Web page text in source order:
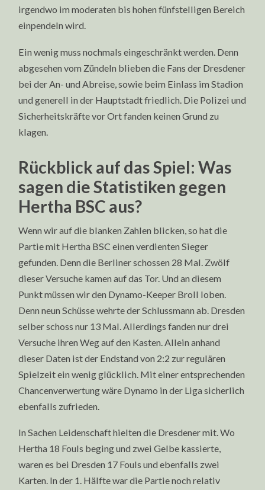
irgendwo im moderaten bis hohen fünfstelligen Bereich
einpendeln wird.
Ein wenig muss nochmals eingeschränkt werden. Denn
abgesehen vom Zündeln blieben die Fans der Dresdener
bei der An- und Abreise, sowie beim Einlass im Stadion
und generell in der Hauptstadt friedlich. Die Polizei und
Sicherheitskräfte vor Ort fanden keinen Grund zu
klagen.
Rückblick auf das Spiel: Was
sagen die Statistiken gegen
Hertha BSC aus?
Wenn wir auf die blanken Zahlen blicken, so hat die
Partie mit Hertha BSC einen verdienten Sieger
gefunden. Denn die Berliner schossen 28 Mal. Zwölf
dieser Versuche kamen auf das Tor. Und an diesem
Punkt müssen wir den Dynamo-Keeper Broll loben.
Denn neun Schüsse wehrte der Schlussmann ab. Dresden
selber schoss nur 13 Mal. Allerdings fanden nur drei
Versuche ihren Weg auf den Kasten. Allein anhand
dieser Daten ist der Endstand von 2:2 zur regulären
Spielzeit ein wenig glücklich. Mit einer entsprechenden
Chancenverwertung wäre Dynamo in der Liga sicherlich
ebenfalls zufrieden.
In Sachen Leidenschaft hielten die Dresdener mit. Wo
Hertha 18 Fouls beging und zwei Gelbe kassierte,
waren es bei Dresden 17 Fouls und ebenfalls zwei
Karten. In der 1. Hälfte war die Partie noch relativ